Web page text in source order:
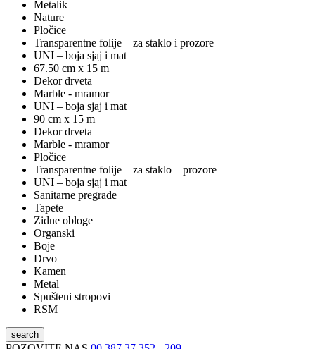
Metalik
Nature
Pločice
Transparentne folije – za staklo i prozore
UNI – boja sjaj i mat
67.50 cm x 15 m
Dekor drveta
Marble - mramor
UNI – boja sjaj i mat
90 cm x 15 m
Dekor drveta
Marble - mramor
Pločice
Transparentne folije – za staklo – prozore
UNI – boja sjaj i mat
Sanitarne pregrade
Tapete
Zidne obloge
Organski
Boje
Drvo
Kamen
Metal
Spušteni stropovi
RSM
search